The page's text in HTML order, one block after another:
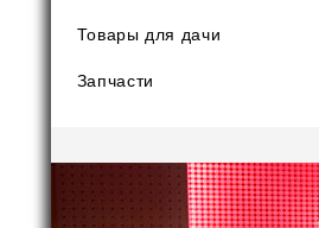
Товары для дачи
Запчасти